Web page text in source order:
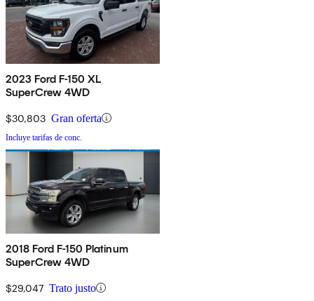
2023 Ford F-150 XL
SuperCrew 4WD
$30,803 Gran oferta
Incluye tarifas de conc.
2018 Ford F-150 Platinum
SuperCrew 4WD
$29,047 Trato justo